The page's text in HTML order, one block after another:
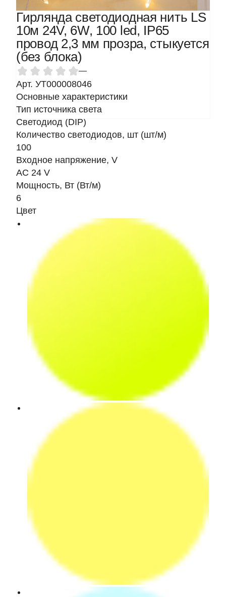
Гирлянда светодиодная нить LS
10м 24V, 6W, 100 led, IP65
провод 2,3 мм прозра, стыкуется
(без блока)
—
Арт. УТ000008046
Основные характеристики
Тип источника света
Светодиод (DIP)
Количество светодиодов, шт (шт/м)
100
Входное напряжение, V
AC 24 V
Мощность, Вт (Вт/м)
6
Цвет